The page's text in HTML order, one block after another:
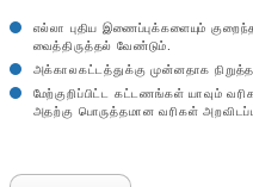
எல்லா புதிய இணைப்புக்களையும்
வைத்திருத்தல் வேண்டும்.
அக்காலகட்டத்துக்கு முன்னதாக
மேற்குறிப்பிட்ட கட்டணங்கள் யாவும்
அதற்கு பொருத்தமான வரிகள்